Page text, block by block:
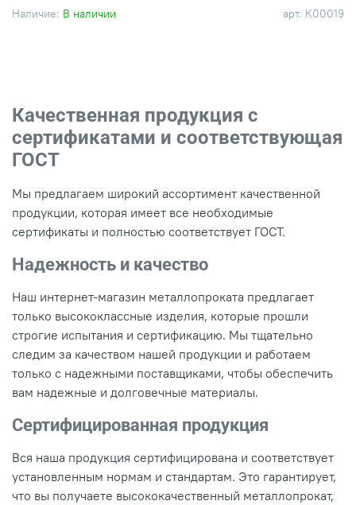
арт. К00019
Наличие: В наличии
Качественная продукция с
сертификатами и соответствующая
ГОСТ
Мы предлагаем широкий ассортимент качественной
продукции, которая имеет все необходимые
сертификаты и полностью соответствует ГОСТ.
Надежность и качество
Наш интернет-магазин металлопроката предлагает
только высококлассные изделия, которые прошли
строгие испытания и сертификацию. Мы тщательно
следим за качеством нашей продукции и работаем
только с надежными поставщиками, чтобы обеспечить
вам надежные и долговечные материалы.
Сертифицированная продукция
Вся наша продукция сертифицирована и соответствует
установленным нормам и стандартам. Это гарантирует,
что вы получаете высококачественный металлопрокат,